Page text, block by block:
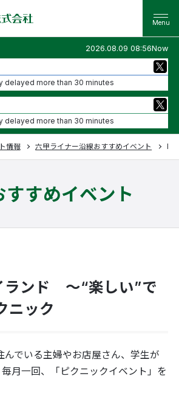
2026.08.09 08:56Now
delayed more than 30 minutes
delayed more than 30 minutes
情報 六甲ライナー沿線おすすめイベント
すすめイベント
ランド 〜“楽しい”で
ニック
んでいる主婦やお店屋さん、学生が
月一回、「ピクニックイベント」を